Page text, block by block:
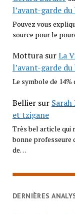
l’avant-garde
Pouvez vous
source pour le
MotturasurLa
l’avant-garde
Le symbole de 14%
Belliersur
et tzigane
Très bel article qui
bonne professeure
de…
DERNIÈRES